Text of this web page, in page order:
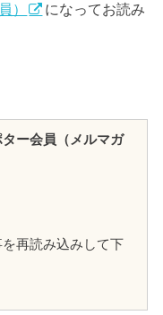
）
になってお読み
ー会員（メルマガ
再読み込みして下